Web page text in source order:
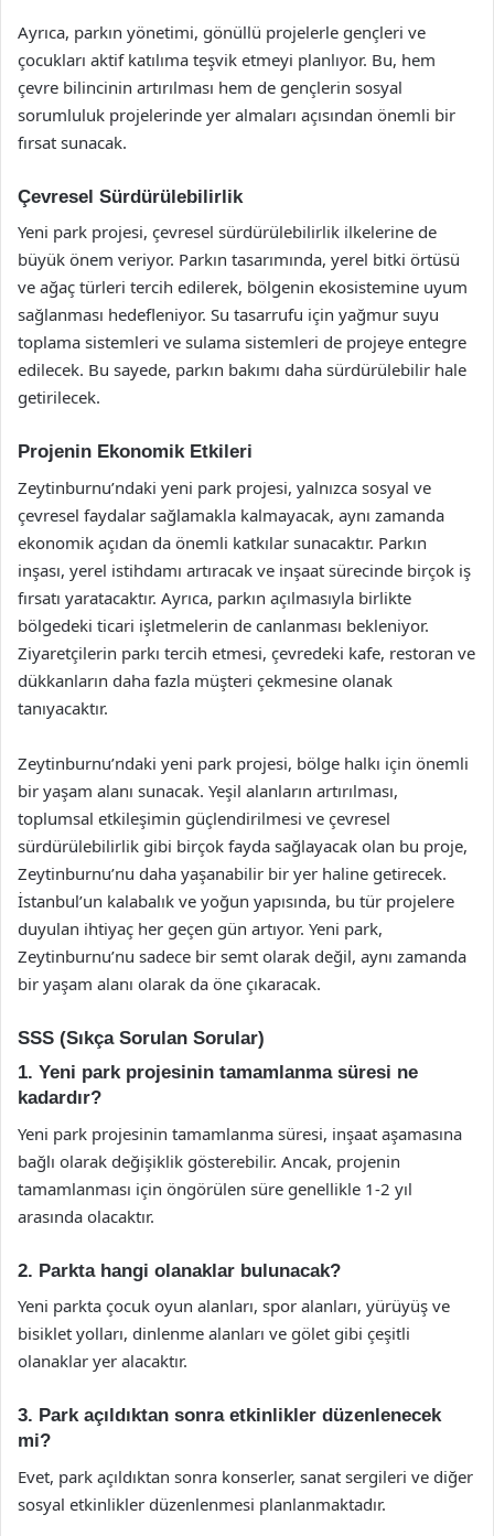
Ayrıca, parkın yönetimi, gönüllü projelerle gençleri ve
çocukları aktif katılıma teşvik etmeyi planlıyor. Bu, hem
çevre bilincinin artırılması hem de gençlerin sosyal
sorumluluk projelerinde yer almaları açısından önemli bir
fırsat sunacak.
Çevresel Sürdürülebilirlik
Yeni park projesi, çevresel sürdürülebilirlik ilkelerine de
büyük önem veriyor. Parkın tasarımında, yerel bitki örtüsü
ve ağaç türleri tercih edilerek, bölgenin ekosistemine uyum
sağlanması hedefleniyor. Su tasarrufu için yağmur suyu
toplama sistemleri ve sulama sistemleri de projeye entegre
edilecek. Bu sayede, parkın bakımı daha sürdürülebilir hale
getirilecek.
Projenin Ekonomik Etkileri
Zeytinburnu’ndaki yeni park projesi, yalnızca sosyal ve
çevresel faydalar sağlamakla kalmayacak, aynı zamanda
ekonomik açıdan da önemli katkılar sunacaktır. Parkın
inşası, yerel istihdamı artıracak ve inşaat sürecinde birçok iş
fırsatı yaratacaktır. Ayrıca, parkın açılmasıyla birlikte
bölgedeki ticari işletmelerin de canlanması bekleniyor.
Ziyaretçilerin parkı tercih etmesi, çevredeki kafe, restoran ve
dükkanların daha fazla müşteri çekmesine olanak
tanıyacaktır.
Zeytinburnu’ndaki yeni park projesi, bölge halkı için önemli
bir yaşam alanı sunacak. Yeşil alanların artırılması,
toplumsal etkileşimin güçlendirilmesi ve çevresel
sürdürülebilirlik gibi birçok fayda sağlayacak olan bu proje,
Zeytinburnu’nu daha yaşanabilir bir yer haline getirecek.
İstanbul’un kalabalık ve yoğun yapısında, bu tür projelere
duyulan ihtiyaç her geçen gün artıyor. Yeni park,
Zeytinburnu’nu sadece bir semt olarak değil, aynı zamanda
bir yaşam alanı olarak da öne çıkaracak.
SSS (Sıkça Sorulan Sorular)
1. Yeni park projesinin tamamlanma süresi ne
kadardır?
Yeni park projesinin tamamlanma süresi, inşaat aşamasına
bağlı olarak değişiklik gösterebilir. Ancak, projenin
tamamlanması için öngörülen süre genellikle 1-2 yıl
arasında olacaktır.
2. Parkta hangi olanaklar bulunacak?
Yeni parkta çocuk oyun alanları, spor alanları, yürüyüş ve
bisiklet yolları, dinlenme alanları ve gölet gibi çeşitli
olanaklar yer alacaktır.
3. Park açıldıktan sonra etkinlikler düzenlenecek
mi?
Evet, park açıldıktan sonra konserler, sanat sergileri ve diğer
sosyal etkinlikler düzenlenmesi planlanmaktadır.